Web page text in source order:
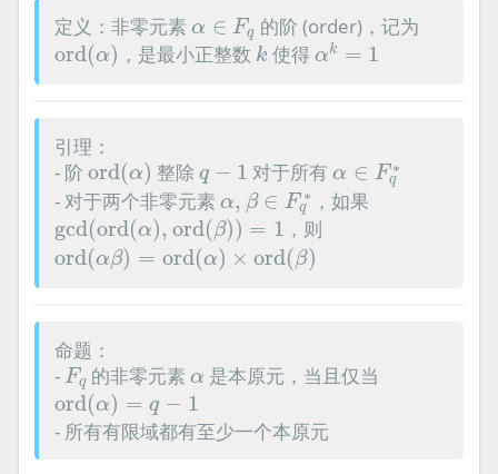
定义：非零元素α ∈ Fq
α ∈F q 的阶 (order)，记为
ord(α)
ord(α) ，是最小正整数 k
k使得αk = 1
αk=1
引理：
- 阶ord(α)
ord(α) 整除q − 1
q 对于所有α ∈ F ∗
q
α ∈F q∗
- 对于两个非零元素α, β ∈ F ∗
q
α β∈F q∗ ，如果
gcd(ord(α), ord(β)) = 1
gcd(ord(α) ,ord(β))=
，则
ord(αβ) = ord(α) × ord(β)
ord(α β)= ord(α)×ord (β)
命题：
- Fq
Fq的非零元素α
α 是本原元，当且仅当
ord(α) = q − 1
ord(α)= q −1
- 所有有限域都有至少一个本原元